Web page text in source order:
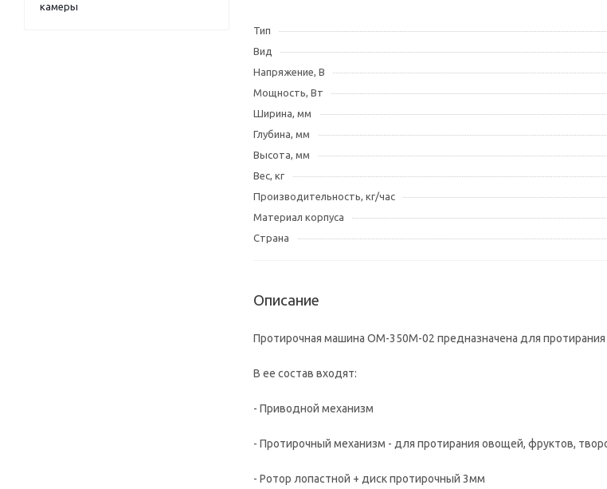
Тип
Вид
Напряжение, В
Мощность, Вт
Ширина, мм
Глубина, мм
Высота, мм
Вес, кг
Производительность, кг/час
Материал корпуса
Страна
Описание
Протирочная машина ОМ-350М-02 предназначена для
В ее состав входят:
- Приводной механизм
- Протирочный механизм - для протирания овощей, фруктов,
- Ротор лопастной + диск протирочный 3мм
камеры